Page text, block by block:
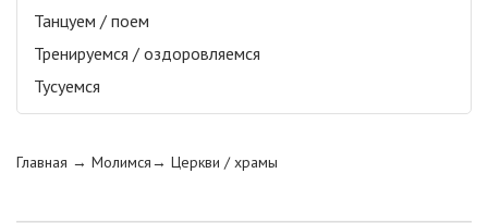
Танцуем / поем
Тренируемся / оздоровляемся
Тусуемся
Главная → Молимся→ Церкви / храмы